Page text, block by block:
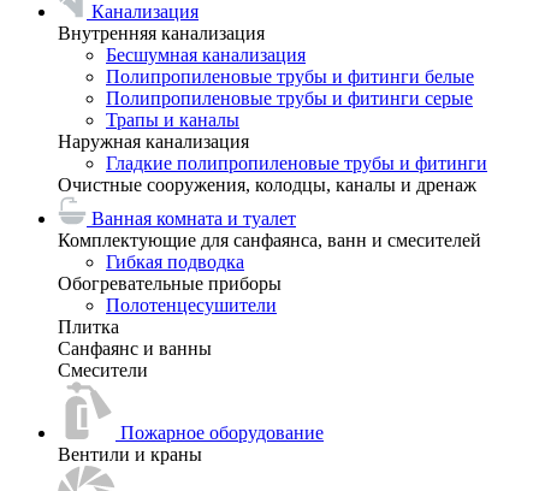
Канализация
Внутренняя канализация
Бесшумная канализация
Полипропиленовые трубы и фитинги белые
Полипропиленовые трубы и фитинги серые
Трапы и каналы
Наружная канализация
Гладкие полипропиленовые трубы и фитинги
Очистные сооружения, колодцы, каналы и дренаж
Ванная комната и туалет
Комплектующие для санфаянса, ванн и смесителей
Гибкая подводка
Обогревательные приборы
Полотенцесушители
Плитка
Санфаянс и ванны
Смесители
Пожарное оборудование
Вентили и краны